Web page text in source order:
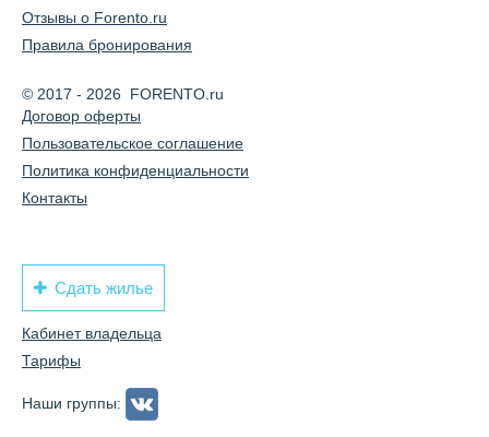
Отзывы о Forento.ru
Правила бронирования
© 2017 - 2026 FORENTO.ru
Договор оферты
Пользовательское соглашение
Политика конфиденциальности
Контакты
Сдать жилье
Кабинет владельца
Тарифы
Наши группы: